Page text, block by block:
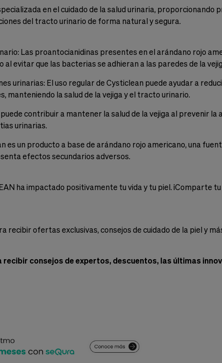
en el cuidado de la salud urinaria, proporcionando
del tracto urinario de forma natural y segura.
Las proantocianidinas presentes en el arándano rojo
evitar que las bacterias se adhieran a las paredes de la
urinarias: El uso regular de Cysticlean puede ayudar a
la salud de la vejiga y el tracto urinario.
contribuir a mantener la salud de la vejiga al prevenir la
urinarias.
es un producto a base de arándano rojo americano, una
efectos secundarios adversos.
ha impactado positivamente tu vida y tu piel. ¡Comparte
ofertas exclusivas, consejos de cuidado de la piel y
consejos de expertos, descuentos, las últimas